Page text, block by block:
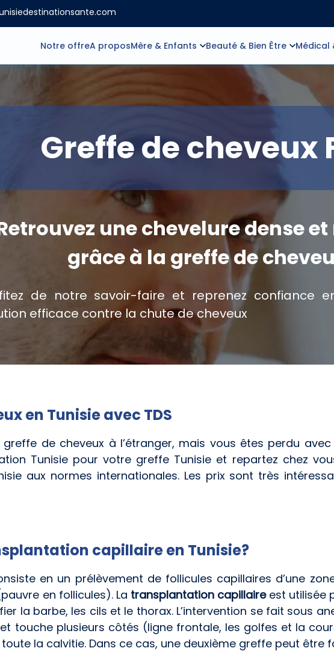
Notre offreA proposMère & Enfants Beauté & Bien Être Médical
Greffe de cheveux
une chevelure dense
grâce à la greffe de
de notre savoir-faire et reprenez confiance
efficace contre la chute de cheveux
en Tunisie avec TDS
de cheveux à l’étranger, mais vous êtes perdu
Tunisie pour votre greffe Tunisie et repartez chez
aux normes internationales. Les prix sont très
capillaire en Tunisie?
en un prélèvement de follicules capillaires d’une
en follicules). La transplantation capillaireest utilisée
la barbe, les cils et le thorax. L’intervention se fait sous
touche plusieurs côtés (ligne frontale, les golfes et la
la calvitie. Dans ce cas, une deuxième greffe peut être